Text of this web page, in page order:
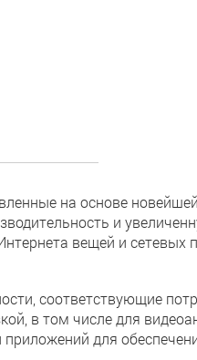
на основе
и
вещей и сетевых
соответствующие
в том числе для
для